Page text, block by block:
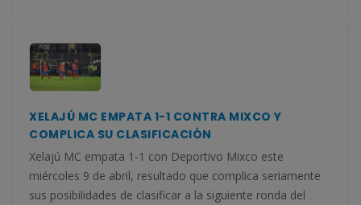
XELAJÚ MC EMPATA 1-1 CONTRA MIXCO Y
COMPLICA SU CLASIFICACIÓN
Xelajú MC empata 1-1 con Deportivo Mixco este
miércoles 9 de abril, resultado que complica seriamente
sus posibilidades de clasificar a la siguiente ronda del